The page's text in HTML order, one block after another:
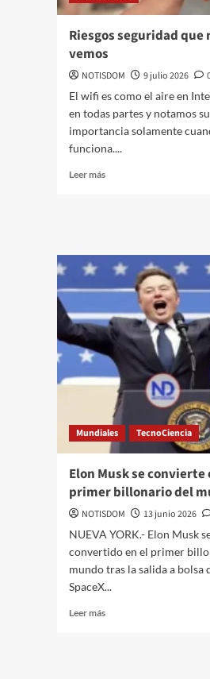
Riesgos seguridad que
vemos
NOTISDOM 9 julio 2026
El wifi es como el aire en
en todas partes y notamos su
importancia solamente
funciona....
Leer más
Mundiales TecnoCiencia
Elon Musk se convierte
primer billonario del
NOTISDOM 13 junio 2026
NUEVA YORK.- Elon Musk
convertido en el primer
mundo tras la salida a bolsa
SpaceX...
Leer más